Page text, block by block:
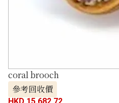
coral brooch
參考回收價